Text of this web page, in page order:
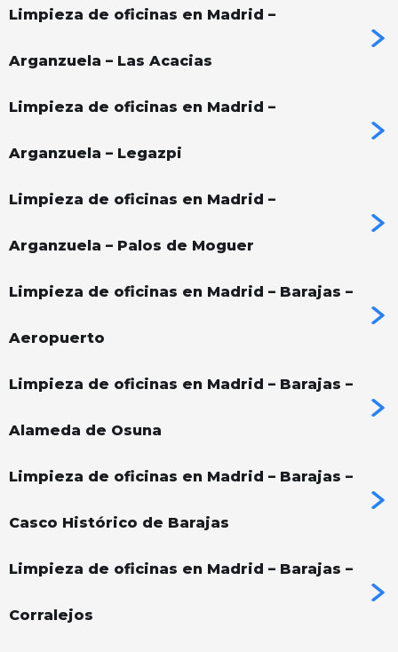
Limpieza de oficinas en Madrid –
Arganzuela – Las Acacias
Limpieza de oficinas en Madrid –
Arganzuela – Legazpi
Limpieza de oficinas en Madrid –
Arganzuela – Palos de Moguer
Limpieza de oficinas en Madrid – Barajas –
Aeropuerto
Limpieza de oficinas en Madrid – Barajas –
Alameda de Osuna
Limpieza de oficinas en Madrid – Barajas –
Casco Histórico de Barajas
Limpieza de oficinas en Madrid – Barajas –
Corralejos